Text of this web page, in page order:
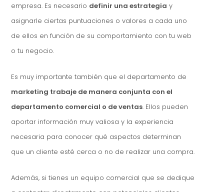
empresa. Es necesario definir una estrategia y
asignarle ciertas puntuaciones o valores a cada uno
de ellos en función de su comportamiento con tu web
o tu negocio.
Es muy importante también que el departamento de
marketing trabaje de manera conjunta con el
departamento comercial o de ventas. Ellos pueden
aportar información muy valiosa y la experiencia
necesaria para conocer qué aspectos determinan
que un cliente esté cerca o no de realizar una compra.
Además, si tienes un equipo comercial que se dedique